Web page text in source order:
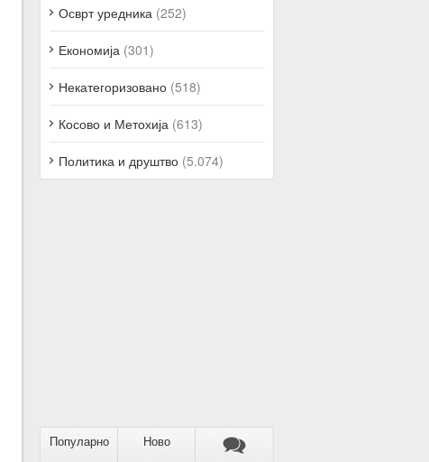
Осврт уредника (252)
Економија (301)
Некатегоризовано (518)
Косово и Метохија (613)
Политика и друштво (5.074)
Популарно Ново